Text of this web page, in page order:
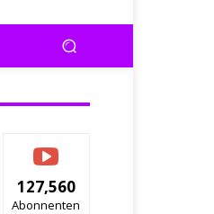
127,560
Abonnenten